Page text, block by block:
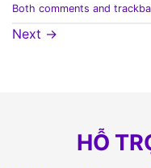
Both comments and
Next →
HỖ